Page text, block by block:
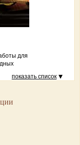
для
показать список